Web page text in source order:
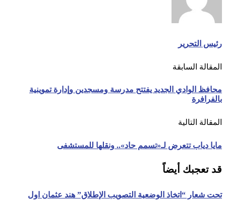
رئيس التحرير
المقالة السابقة
محافظ الوادي الجديد يفتتح مدرسة ومسجدين وإدارة تموينية
بالفرافرة
المقالة التالية
مايا دياب تتعرض لـ«تسمم حاد».. ونقلها للمستشفى
قد تعجبك أيضاً
تحت شعار “اتخاذ الوضعية التصويب الإطلاق” هند عثمان اول